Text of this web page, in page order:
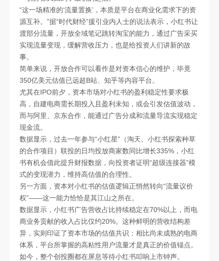
“这一场精准的‘流量置换’，本质是平台在商业化需求下的资
源互补。”据“时代财经”援引业内人士的说法表示，小红书让
渡部分流量，开放全域笔记跳转淘宝的能力，通过广告采买
实现流量变现，缓解营收压力，也是给投资人们讲新的故
事。
简单来说，开放合作可以看作是对资本信心的维护，毕竟
350亿美元估值已远超B站、知乎等内容平台。
尤其在IPO前夕，资本市场对小红书的盈利稳定性要求极
高，自建电商需长期投入且盈利未知，或会引发估值波动，
而与阿里、京东合作，能通过广告分成和流量导流实现稳定
现金流。
数据显示，过去一年参与“小红星”（淘天、小红书探索种草
的合作项目）联投的日均投放商家数同比增长335%，小红
书有机会借此提升财报数据，向投资者证明“超级连接器”模
式的变现潜力，维持高估值的合理性。
另一方面，资本对小红书的估值逻辑正悄然转向“流量议价
权”——这一能力恰恰是其江山之所在。
数据显示，小红书广告营收占比持续稳定在70%以上，而电
商业务贡献的收入占比仅约20%。这种鲜明的营收结构差
异，实则印证了资本市场的估值共识：相比尚未成熟的电商
体系，平台所掌握的高粘性用户流量才是真正的价值锚点。
如今，整个创投圈都在屏息等待小红书叩响上市钟声。